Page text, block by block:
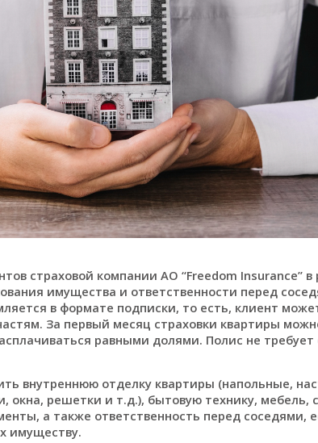
страховой компании АО “Freedom Insurance”
имущества и ответственности перед
в формате подписки, то есть, клиент
За первый месяц страховки квартиры
равными долями. Полис не требует
внутреннюю отделку квартиры (напольные,
окна, решетки и т.д.), бытовую технику, мебель,
а также ответственность перед соседями,
имуществу.